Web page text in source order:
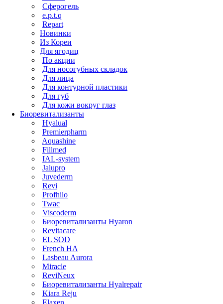
Сферогель
e.p.t.q
Repart
Новинки
Из Кореи
Для ягодиц
По акции
Для носогубных складок
Для лица
Для контурной пластики
Для губ
Для кожи вокруг глаз
Биоревитализанты
Hyalual
Premierpharm
Aquashine
Fillmed
IAL-system
Jalupro
Juvederm
Revi
Profhilo
Twac
Viscoderm
Биоревитализанты Hyaron
Revitacare
EL SOD
French HA
Lasbeau Aurora
Miracle
ReviNeux
Биоревитализанты Hyalrepair
Kiara Reju
Elaxen